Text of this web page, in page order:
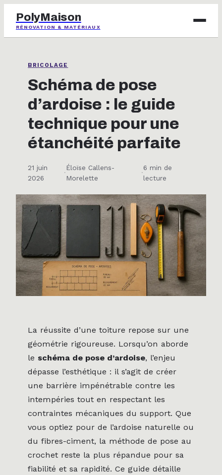
PolyMaison
RÉNOVATION & MATÉRIAUX
IMMOBILIER
JARDINAGE
MAISON & DÉCO
BRICOLAGE
Schéma de pose
d’ardoise : le guide
technique pour une
étanchéité parfaite
21 juin
2026
·
Éloïse Callens-
Morelette
·
6 min de
lecture
La réussite d’une toiture repose sur une
géométrie rigoureuse. Lorsqu’on aborde
le schéma de pose d’ardoise, l’enjeu
dépasse l’esthétique : il s’agit de créer
une barrière impénétrable contre les
intempéries tout en respectant les
contraintes mécaniques du support. Que
vous optiez pour de l’ardoise naturelle ou
du fibres-ciment, la méthode de pose au
crochet reste la plus répandue pour sa
fiabilité et sa rapidité. Ce guide détaille